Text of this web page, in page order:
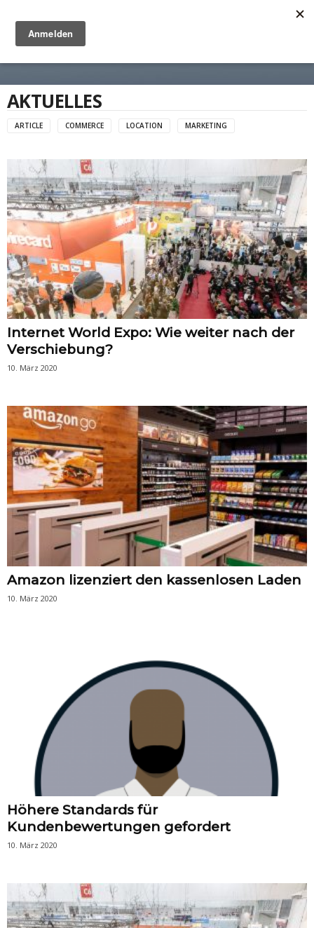
AKTUELLES
ARTICLE COMMERCE LOCATION MARKETING
Internet World Expo: Wie weiter nach der
Verschiebung?
10. März 2020
Amazon lizenziert den kassenlosen Laden
10. März 2020
Höhere Standards für
Kundenbewertungen gefordert
10. März 2020